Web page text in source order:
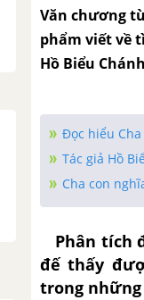
Văn chương
phẩm viết về
Hồ Biểu
Đọc hiểu
Tác giả Hồ
Cha con
Phân tích
đếthấy
trong